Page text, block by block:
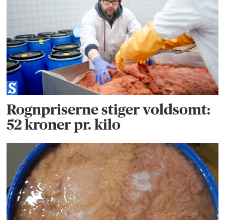
Rognpriserne stiger voldsomt:
52 kroner pr. kilo